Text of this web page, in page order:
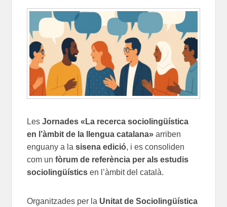
LesJornades «La recerca sociolingüística
en l’àmbit de la llengua catalana» arriben
enguany a lasisena edició, i es consoliden
com unfòrum de referència per als estudis
sociolingüístics en l’àmbit del català.
Organitzades per la Unitat de Sociolingüística